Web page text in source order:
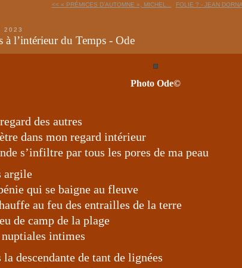
<< « PRÉMICES D’AUTOMNE », MICHEL... FOLIE ? - JEAN
2023
à l’intérieur du Temps - Ode
Photo Ode©
des autres
dans mon regard intérieur
s’infiltre par tous les pores de ma peau
argile
qui se baigne au fleuve
au feu des entrailles de la terre
de camp de la plage
nuptiales intimes
la descendante de tant de lignées